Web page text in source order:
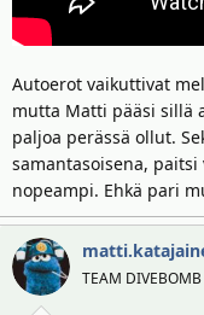
Autoerot vaikuttivat
mutta Matti pääsi sillä
paljoa perässä ollut.
samantasoisena,
nopeampi. Ehkä pari
TEAM DIVEBOMB